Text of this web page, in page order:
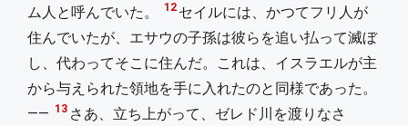
ム人と呼んでいた。
12 セイルには、かつてフリ人が
住んでいたが、エサウの子孫は彼らを追い払って滅ぼ
し、代わってそこに住んだ。これは、イスラエルが主
から与えられた領地を手に入れたのと同様であった。
―― 13 さあ、立ち上がって、ゼレド川を渡りなさ